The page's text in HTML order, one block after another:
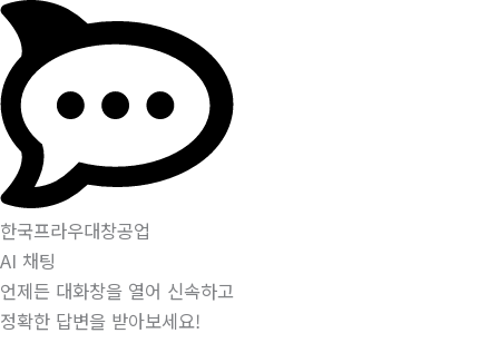
한국프라우대창공업
AI 채팅
언제든 대화창을 열어 신속하고
정확한 답변을 받아보세요!